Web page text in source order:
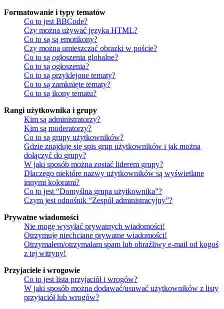
Formatowanie i typy tematów
Co to jest BBCode?
Czy można używać języka HTML?
Co to są są emotikony?
Czy można umieszczać obrazki w poście?
Co to są ogłoszenia globalne?
Co to są ogłoszenia?
Co to są przyklejone tematy?
Co to są zamknięte tematy?
Co to są ikony tematu?
Rangi użytkownika i grupy
Kim są administratorzy?
Kim są moderatorzy?
Co to są grupy użytkowników?
Gdzie znajduje się spis grup użytkowników i jak można
dołączyć do grupy?
W jaki sposób można zostać liderem grupy?
Dlaczego niektóre nazwy użytkowników są wyświetlane
innymi kolorami?
Co to jest “Domyślna grupa użytkownika”?
Czym jest odnośnik “Zespół administracyjny”?
Prywatne wiadomości
Nie mogę wysyłać prywatnych wiadomości!
Otrzymuję niechciane prywatne wiadomości!
Otrzymałem/otrzymałam spam lub obraźliwy e-mail od kogoś
z tej witryny!
Przyjaciele i wrogowie
Co to jest lista przyjaciół i wrogów?
W jaki sposób można dodawać/usuwać użytkowników z listy
przyjaciół lub wrogów?